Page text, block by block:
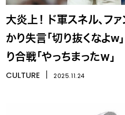
大炎上！ ド軍スネル、フ
かり失言「切り抜くなよw
り合戦「やっちまったｗ」
CULTURE 2025.11.24